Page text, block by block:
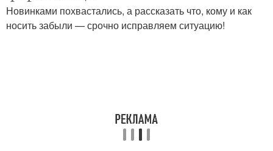
Основные формы Убор по форме
Новинками похвастались, а рассказать что, кому и как
носить забыли — срочно исправляем ситуацию!